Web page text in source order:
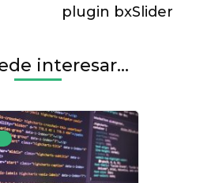
plugin bxSlider
interesar...